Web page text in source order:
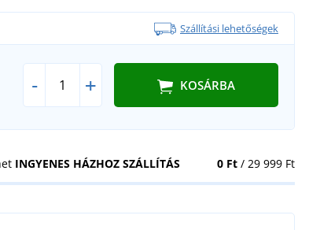
Szállítási lehetőségek
- + KOSÁRBA
0 Ft/ 29 999 Ft
INGYENES HÁZHOZ SZÁLLÍTÁS